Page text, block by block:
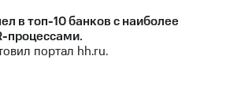
в топ-10 банков с наиболее
процессами.
портал hh.ru.